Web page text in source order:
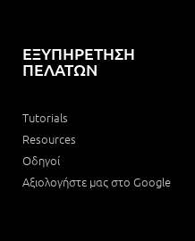
ΕΞΥΠΗΡΕΤΗΣΗ
ΠΕΛΑΤΩΝ
Tutorials
Resources
Οδηγοί
Αξιολογήστε μας στο Google